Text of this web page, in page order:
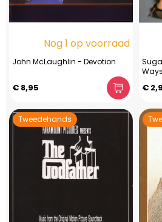
Nog 1 op voorraad
John McLaughlin - Devotion
€ 8,95
Ways
€
Tweedehands